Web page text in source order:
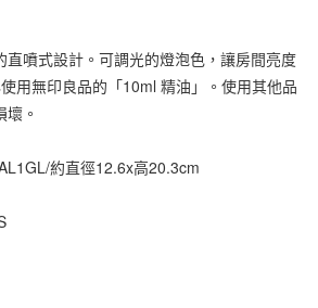
21家銀行
台北富邦商業銀行
直噴式設計。可調光的燈泡色，讓房間亮度
用無印良品的「10ml 精油」。使用其他品
。
約直徑12.6x高20.3cm